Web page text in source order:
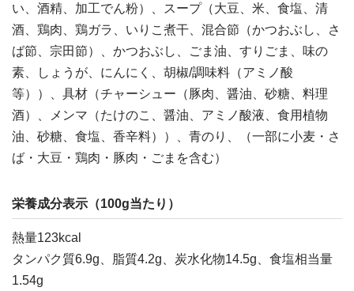
い、酒精、加工でん粉）、スープ（大豆、米、食塩、清
酒、鶏肉、鶏ガラ、いりこ煮干、混合節（かつおぶし、さ
ば節、宗田節）、かつおぶし、ごま油、すりごま、味の
素、しょうが、にんにく、胡椒/調味料（アミノ酸
等））、具材（チャーシュー（豚肉、醤油、砂糖、料理
酒）、メンマ（たけのこ、醤油、アミノ酸液、食用植物
油、砂糖、食塩、香辛料））、青のり、（一部に小麦・さ
ば・大豆・鶏肉・豚肉・ごまを含む）
栄養成分表示（100g当たり）
熱量123kcal
タンパク質6.9g、脂質4.2g、炭水化物14.5g、食塩相当量
1.54g